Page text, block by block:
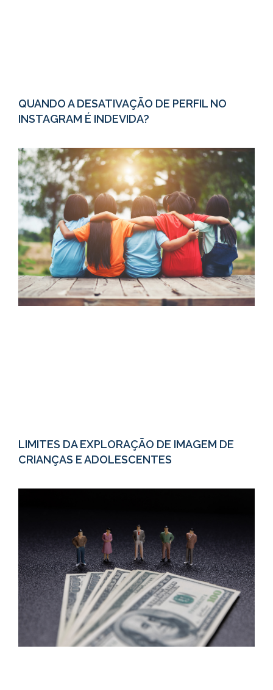
QUANDO A DESATIVAÇÃO DE PERFIL NO
INSTAGRAM É INDEVIDA?
LIMITES DA EXPLORAÇÃO DE IMAGEM DE
CRIANÇAS E ADOLESCENTES